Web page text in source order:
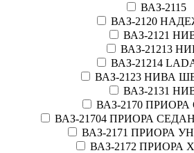
ВАЗ-2115
ВАЗ-2120
ВАЗ-2121
ВАЗ-21213
ВАЗ-21214
ВАЗ-2123 НИВА
ВАЗ-2131
ВАЗ-2170
ВАЗ-21704 ПРИОРА
ВАЗ-2171 ПРИОРА
ВАЗ-2172 ПРИОРА